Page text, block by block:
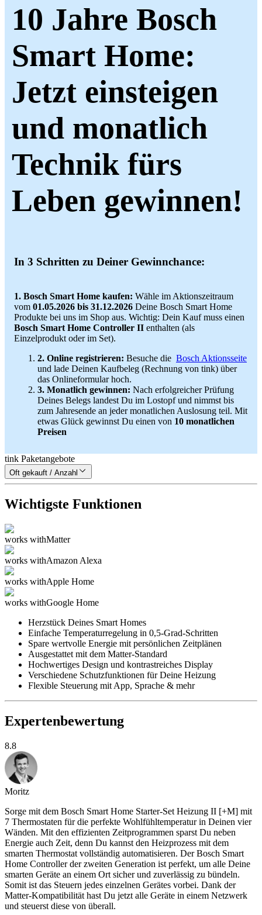
10 Jahre Bosch
Smart Home:
Jetzt einsteigen
und monatlich
Technik fürs
Leben gewinnen!
In 3 Schritten zu Deiner Gewinnchance:
1. Bosch Smart Home kaufen: Wähle im Aktionszeitraum
vom 01.05.2026 bis 31.12.2026 Deine Bosch Smart Home
Produkte bei uns im Shop aus. Wichtig: Dein Kauf muss einen
Bosch Smart Home Controller II enthalten (als
Einzelprodukt oder im Set).
2. Online registrieren: Besuche die Bosch Aktionsseite
und lade Deinen Kaufbeleg (Rechnung von tink) über
das Onlineformular hoch.
3. Monatlich gewinnen: Nach erfolgreicher Prüfung
Deines Belegs landest Du im Lostopf und nimmst bis
zum Jahresende an jeder monatlichen Auslosung teil. Mit
etwas Glück gewinnst Du einen von 10 monatlichen
Preisen
tink Paketangebote
Oft gekauft / Anzahl
Wichtigste Funktionen
works withMatter
works withAmazon Alexa
works withApple Home
works withGoogle Home
Herzstück Deines Smart Homes
Einfache Temperaturregelung in 0,5-Grad-Schritten
Spare wertvolle Energie mit persönlichen Zeitplänen
Ausgestattet mit dem Matter-Standard
Hochwertiges Design und kontrastreiches Display
Verschiedene Schutzfunktionen für Deine Heizung
Flexible Steuerung mit App, Sprache & mehr
Expertenbewertung
8.8
Moritz
Sorge mit dem Bosch Smart Home Starter-Set Heizung II [+M] mit
7 Thermostaten für die perfekte Wohlfühltemperatur in Deinen vier
Wänden. Mit den effizienten Zeitprogrammen sparst Du neben
Energie auch Zeit, denn Du kannst den Heizprozess mit dem
smarten Thermostat vollständig automatisieren. Der Bosch Smart
Home Controller der zweiten Generation ist perfekt, um alle Deine
smarten Geräte an einem Ort sicher und zuverlässig zu bündeln.
Somit ist das Steuern jedes einzelnen Gerätes vorbei. Dank der
Matter-Kompatibilität hast Du jetzt alle Geräte in einem Netzwerk
und steuerst diese von überall.